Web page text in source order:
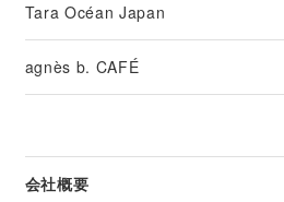
Tara Océan Japan
agnès b. CAFÉ
会社概要